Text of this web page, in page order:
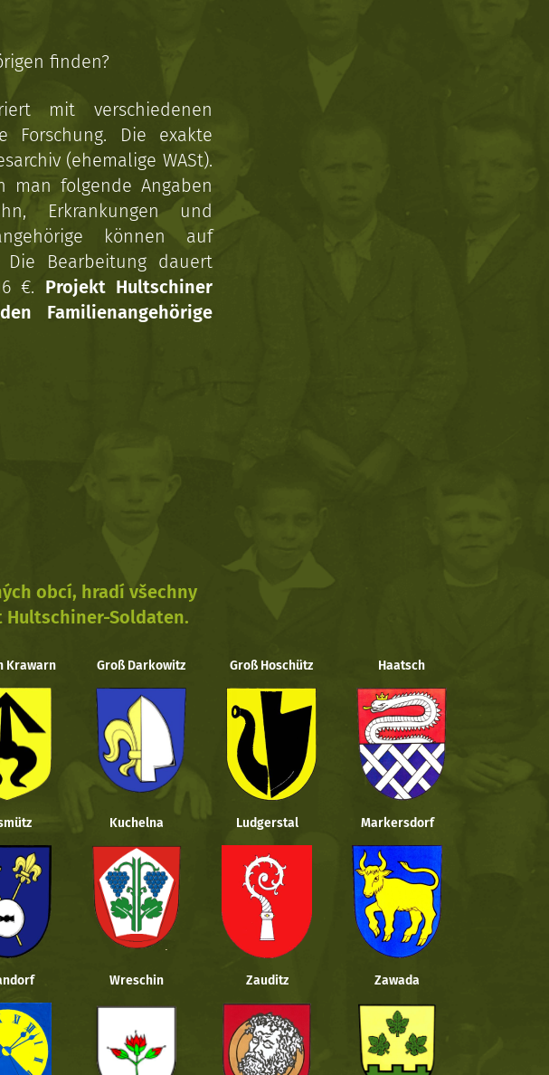
finden?
mit verschiedenen
Forschung. Die exakte
(ehemalige WASt).
man folgende Angaben
Erkrankungen und
können auf
Bearbeitung dauert
€. Projekt Hultschiner
Familienangehörige
obcí, hradí všechny
Soldaten.
Krawarn Groß Darkowitz Groß Hoschütz Haatsch
Kuchelna Ludgerstal Markersdorf
Wreschin Zauditz Zawada